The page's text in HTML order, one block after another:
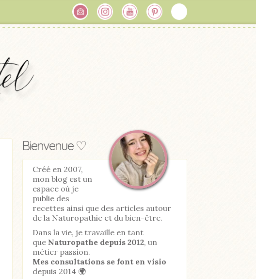
Bienvenue ♡
Créé en 2007,
mon blog est un
espace où je
publie des
recettes ainsi que des articles autour
de la Naturopathie et du bien-être.
Dans la vie, je travaille en tant
que Naturopathe depuis 2012, un
métier passion.
Mes consultations se font en visio
depuis 2014 🌍